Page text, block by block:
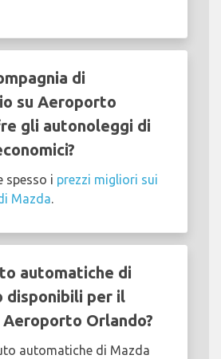
di
su Aeroporto
gli autonoleggi di
spesso i prezzi migliori sui
Mazda.
automatiche di
disponibili per il
Orlando?
automatiche di Mazda